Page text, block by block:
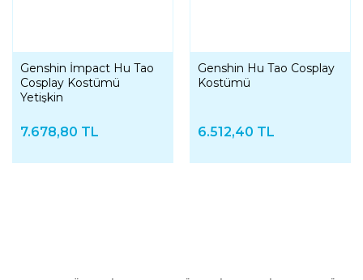
Genshin İmpact Hu Tao
Cosplay Kostümü
Yetişkin
7.678,80 TL
Genshin Hu Tao Cosplay
Kostümü
6.512,40 TL